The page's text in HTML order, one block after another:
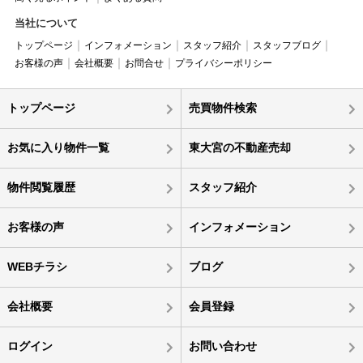
当社について
トップページ インフォメーション スタッフ紹介
スタッフブログ
お客様の声
会社概要 お問合せ プライバシーポリシー
トップページ 売買物件検索
お気に入り物件一覧 東大宮の不動産売却
物件閲覧履歴 スタッフ紹介
お客様の声 インフォメーション
WEBチラシ ブログ
会社概要 会員登録
ログイン お問い合わせ